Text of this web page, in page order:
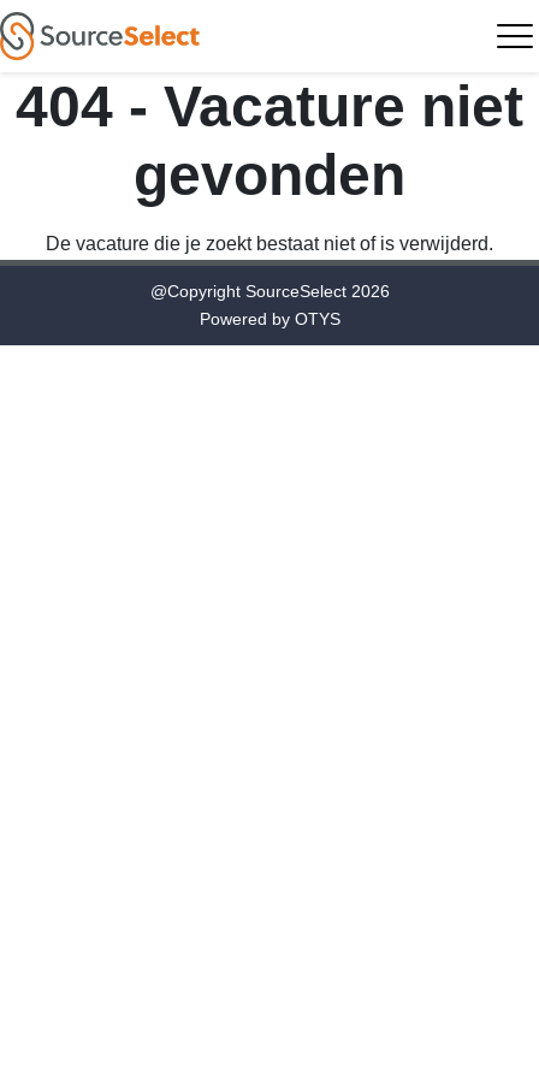
404 - Vacature niet
gevonden
De vacature die je zoekt bestaat niet of is verwijderd.
@Copyright SourceSelect 2026
Powered by OTYS